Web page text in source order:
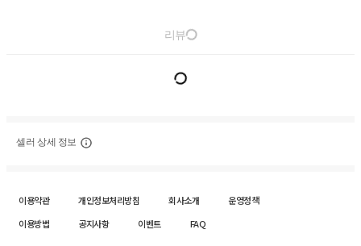
리뷰
셀러 상세 정보
이용약관 개인정보처리방침 회사소개
운영정책
이용방법
공지사항 이벤트 FAQ